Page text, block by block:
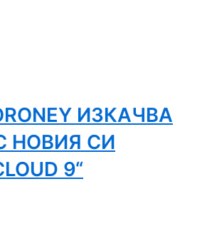
ИЗКАЧВА
НОВИЯ СИ
9“